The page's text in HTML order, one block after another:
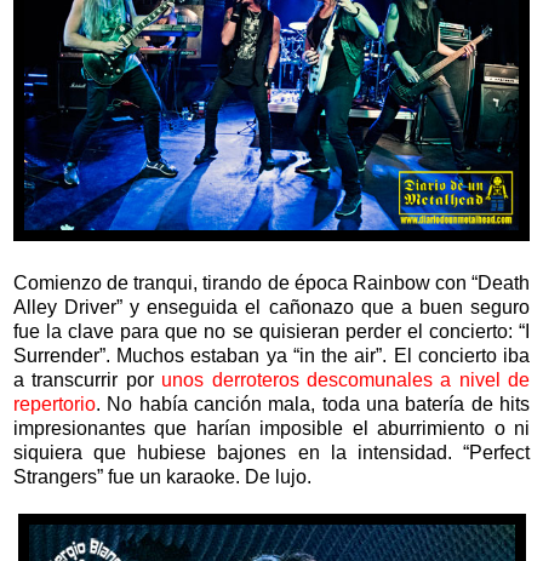
Comienzo de tranqui, tirando de época Rainbow con “Death
Alley Driver” y enseguida el cañonazo que a buen seguro
fue la clave para que no se quisieran perder el concierto: “I
Surrender”. Muchos estaban ya “in the air”. El concierto iba
a transcurrir por unos derroteros descomunales a nivel de
repertorio. No había canción mala, toda una batería de hits
impresionantes que harían imposible el aburrimiento o ni
siquiera que hubiese bajones en la intensidad. “Perfect
Strangers” fue un karaoke. De lujo.